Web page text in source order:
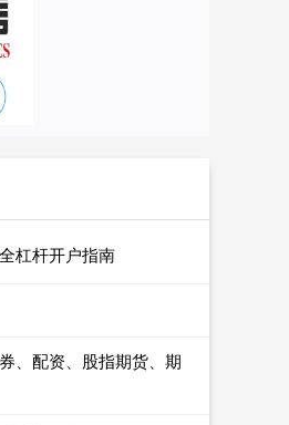
杠杆开户指南
、配资、股指期货、期